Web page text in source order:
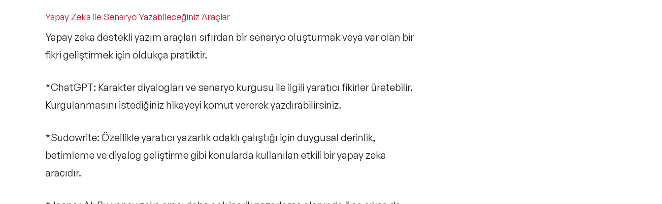
Yapay Zeka ile Senaryo Yazabileceğiniz Araçlar
Yapay zeka destekli yazım araçları sıfırdan bir senaryo oluşturmak veya var olan bir
fikri geliştirmek için oldukça pratiktir.
*ChatGPT: Karakter diyalogları ve senaryo kurgusu ile ilgili yaratıcı fikirler üretebilir.
Kurgulanmasını istediğiniz hikayeyi komut vererek yazdırabilirsiniz.
*Sudowrite: Özellikle yaratıcı yazarlık odaklı çalıştığı için duygusal derinlik,
betimleme ve diyalog geliştirme gibi konularda kullanılan etkili bir yapay zeka
aracıdır.